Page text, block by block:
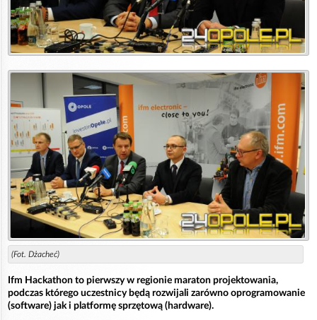
(Fot. Dżacheć)
Ifm Hackathon to pierwszy w regionie maraton projektowania,
podczas którego uczestnicy będą rozwijali zarówno oprogramowanie
(software) jak i platformę sprzętową (hardware).